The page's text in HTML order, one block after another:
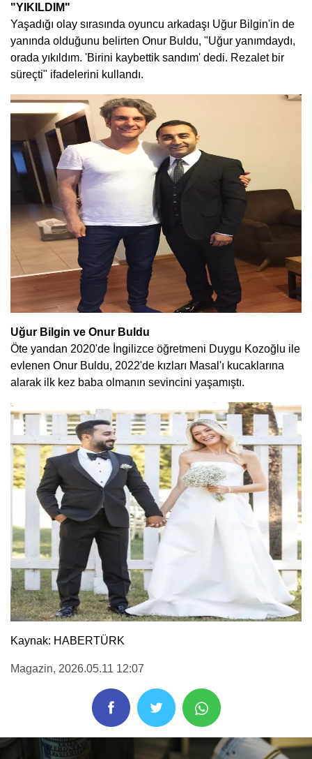
"YIKILDIM"
Yaşadığı olay sırasında oyuncu arkadaşı Uğur Bilgin'in de
yanında olduğunu belirten Onur Buldu, "Uğur yanımdaydı,
orada yıkıldım. 'Birini kaybettik sandım' dedi. Rezalet bir
süreçti" ifadelerini kullandı.
Uğur Bilgin ve Onur Buldu
Öte yandan 2020'de İngilizce öğretmeni Duygu Kozoğlu ile
evlenen Onur Buldu, 2022'de kızları Masal'ı kucaklarına
alarak ilk kez baba olmanın sevincini yaşamıştı.
Kaynak: HABERTÜRK
Magazin, 2026.05.11 12:07